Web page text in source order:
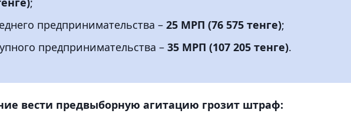
предпринимательства – 25 МРП (76 575 тенге);
предпринимательства – 35 МРП (107 205 тенге).
вести предвыборную агитацию грозит штраф: